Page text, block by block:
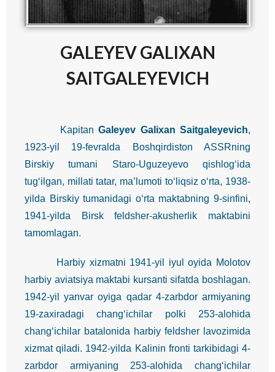
GALEYEV GALIXAN
SAITGALEYEVICH
KapitanGaleyev Galixan Saitgaleyevich,
1923-yil 19-fevralda Boshqirdiston ASSRning
Birskiy tumani Staro-Uguzeyevo qishlog‘ida
tug‘ilgan, millati tatar, ma’lumoti to‘liqsiz o‘rta, 1938-
yilda Birskiy tumanidagi o‘rta maktabning 9-sinfini,
1941-yilda Birsk feldsher-akusherlik maktabini
tamomlagan.
Harbiy xizmatni 1941-yil iyul oyida Molotov
harbiy aviatsiya maktabi kursanti sifatda boshlagan.
1942-yil yanvar oyiga qadar 4-zarbdor armiyaning
19-zaxiradagi chang‘ichilar polki 253-alohida
chang‘ichilar batalonida harbiy feldsher lavozimida
xizmat qiladi. 1942-yilda Kalinin fronti tarkibidagi 4-
zarbdor armiyaning 253-alohida chang‘ichilar